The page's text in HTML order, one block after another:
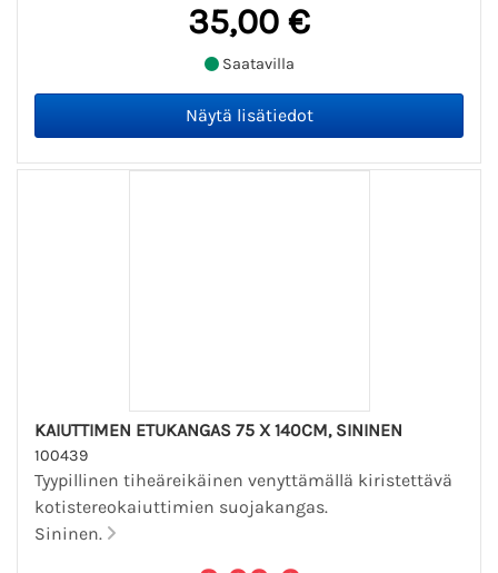
35,00 €
Saatavilla
KAIUTTIMEN ETUKANGAS 75 X 140CM, SININEN
100439
Tyypillinen tiheäreikäinen venyttämällä kiristettävä
kotistereokaiuttimien suojakangas.
Sininen.